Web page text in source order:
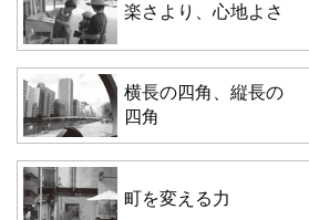
楽さより、心地よさ
横長の四角、縦長の
四角
町を変える力